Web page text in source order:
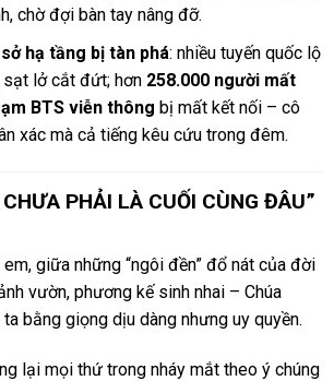
chờ đợi bàn tay nâng đỡ.
hạ tầng bị tàn phá: nhiều tuyến quốc lộ
sạt lở cắt đứt; hơn 258.000 người mất
BTS viễn thông bị mất kết nối – cô
xác mà cả tiếng kêu cứu trong đêm.
PHẢI LÀ CUỐI CÙNG ĐÂU”
giữa những “ngôi đền” đổ nát của đời
vườn, phương kế sinh nhai – Chúa
bằng giọng dịu dàng nhưng uy quyền.
lại mọi thứ trong nháy mắt theo ý chúng